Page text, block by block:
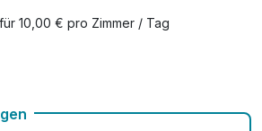
10,00 € pro Zimmer / Tag